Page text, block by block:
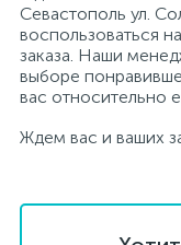
Севастополь ул.
воспользоваться
заказа. Наши
выборе
вас относительно
Ждем вас и ваших